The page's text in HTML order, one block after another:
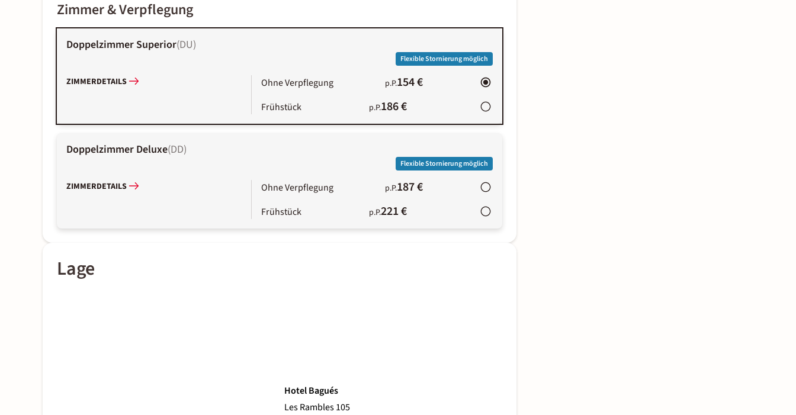
Zimmer & Verpflegung
Doppelzimmer Superior(DU)
Flexible Stornierung möglich
ZIMMERDETAILS Ohne Verpflegung p.P.154 €
Frühstück p.P.186 €
Doppelzimmer Deluxe(DD)
Flexible Stornierung möglich
ZIMMERDETAILS Ohne Verpflegung p.P.187 €
Frühstück p.P.221 €
Lage
Hotel Bagués
Les Rambles 105